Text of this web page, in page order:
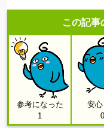
この記事
参考になった
1
安
0